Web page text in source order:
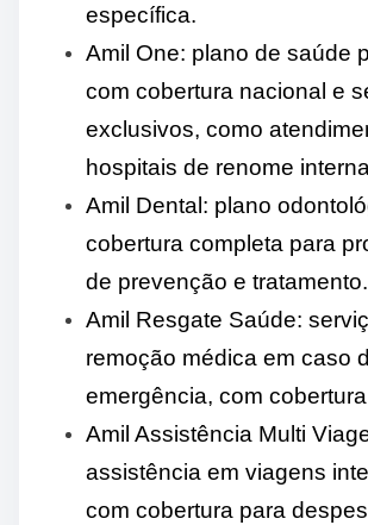
específica.
Amil One: plano de saúde
com cobertura nacional e
exclusivos, como
hospitais de renome
Amil Dental: plano
cobertura completa para
de prevenção e tratamento.
Amil Resgate Saúde:
remoção médica em caso
emergência, com
Amil Assistência Multi
assistência em viagens
com cobertura para